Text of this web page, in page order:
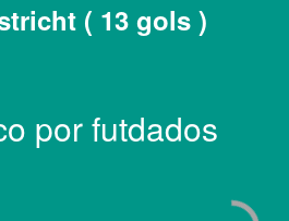
( 13 gols )
por futdados